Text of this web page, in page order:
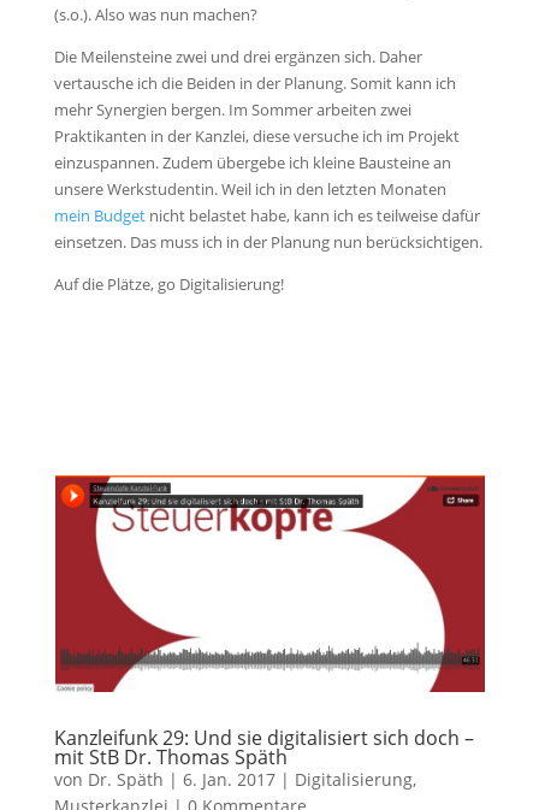
(s.o.). Also was nun machen?
Die Meilensteine zwei und drei ergänzen sich. Daher
vertausche ich die Beiden in der Planung. Somit kann ich
mehr Synergien bergen. Im Sommer arbeiten zwei
Praktikanten in der Kanzlei, diese versuche ich im Projekt
einzuspannen. Zudem übergebe ich kleine Bausteine an
unsere Werkstudentin. Weil ich in den letzten Monaten
mein Budgetnicht belastet habe, kann ich es teilweise dafür
einsetzen. Das muss ich in der Planung nun berücksichtigen.
Auf die Plätze, go Digitalisierung!
Kanzleifunk 29: Und sie digitalisiert sich doch –
mit StB Dr. Thomas Späth
von Dr. Späth | 6. Jan. 2017| Digitalisierung,